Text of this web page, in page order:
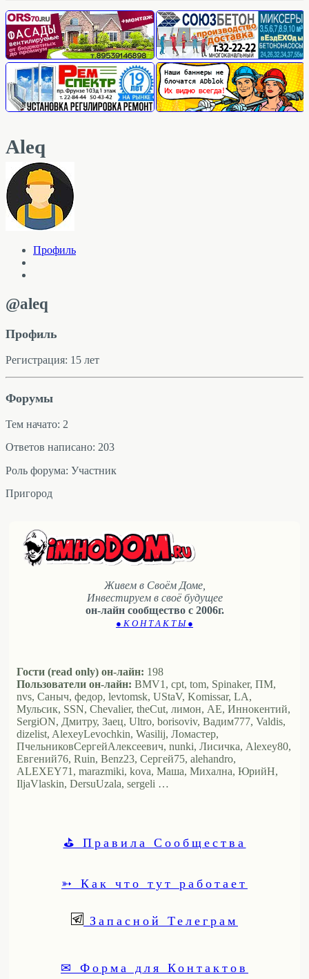
Aleq
Профиль
@aleq
Профиль
Регистрация: 15 лет
Форумы
Тем начато: 2
Ответов написано: 203
Роль форума: Участник
Пригород
Живем в Своём Доме,
Инвестируем в своё будущее
он-лайн сообщество с 2006г.
● К О Н Т А К Т Ы ●
Гости (read only) он-лайн: 198
Пользователи он-лайн: BMV1, cpt, tom, Spinaker, ПМ,
nvs, Саныч, федор, levtomsk, UStaV, Komissar, LA,
Мульсик, SSN, Chevalier, theCut, лимон, АЕ, Иннокентий,
SergiON, Дмитру, Заец, Ultro, borisoviv, Вадим777, Valdis,
dizelist, AlexeyLevochkin, Wasilij, Ломастер,
ПчельниковСергейАлексеевич, nunki, Лисичка, Alexey80,
Евгений76, Ruin, Benz23, Сергей75, alehandro,
ALEXEY71, marazmiki, kova, Маша, Михална, ЮрийН,
IljaVlaskin, DersuUzala, sergeli …
⛳ Правила Сообщества
➳ Как что тут работает
Запасной Телеграм
✉ Форма для Контактов